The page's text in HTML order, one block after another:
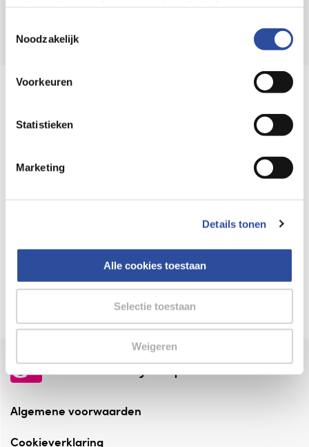
en de bewaartermijnen per categorie. Je kunt je keuze op
gegevensverwerking staat in de
Privacyverklaring
Noodzakelijk
Voorkeuren
Statistieken
Marketing
Details tonen
Alle cookies toestaan
Selectie toestaan
Weigeren
Online aanbieder medicijnen
webshop mag verkopen.
⁠Verantwoorde zorg, ⁠ook online.
Altijd onze folder bij de hand
Check onze folders ⁠bij AlleFolders.
de vriendelijke specialist
Algemene voorwaarden
Cookieverklaring